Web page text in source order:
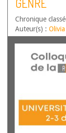
associé au
l’Université
GENRE
Chronique
Auteur(s) :